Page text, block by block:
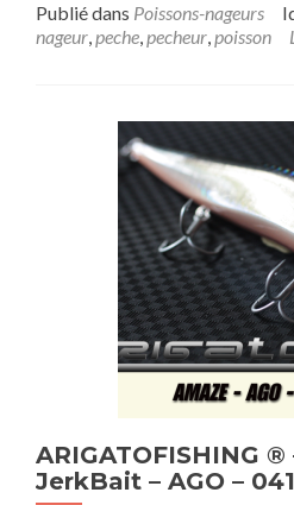
Publié dans Poissons-nageurs
nageur,peche,pecheur,poisson
ARIGATOFISHING ®
JerkBait – AGO –